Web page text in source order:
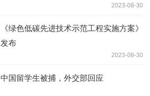
2023-08-30
《绿色低碳先进技术示范工程实施方案》
发布
2023-08-30
中国留学生被捕，外交部回应